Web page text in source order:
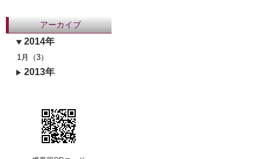
アーカイブ
2014年
1月（3）
2013年